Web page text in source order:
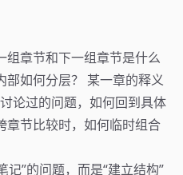
组章节和下一组章节是什么
部如何分层？ 某一章的释义
论过的问题，如何回到具体
章节比较时，如何临时组合
”的问题，而是“建立结构”